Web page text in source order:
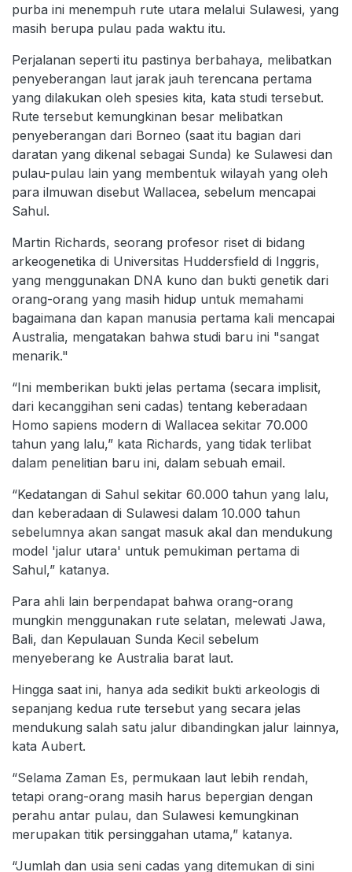
purba ini menempuh rute utara melalui Sulawesi, yang
masih berupa pulau pada waktu itu.
Perjalanan seperti itu pastinya berbahaya, melibatkan
penyeberangan laut jarak jauh terencana pertama
yang dilakukan oleh spesies kita, kata studi tersebut.
Rute tersebut kemungkinan besar melibatkan
penyeberangan dari Borneo (saat itu bagian dari
daratan yang dikenal sebagai Sunda) ke Sulawesi dan
pulau-pulau lain yang membentuk wilayah yang oleh
para ilmuwan disebut Wallacea, sebelum mencapai
Sahul.
Martin Richards, seorang profesor riset di bidang
arkeogenetika di Universitas Huddersfield di Inggris,
yang menggunakan DNA kuno dan bukti genetik dari
orang-orang yang masih hidup untuk memahami
bagaimana dan kapan manusia pertama kali mencapai
Australia, mengatakan bahwa studi baru ini "sangat
menarik."
“Ini memberikan bukti jelas pertama (secara implisit,
dari kecanggihan seni cadas) tentang keberadaan
Homo sapiens modern di Wallacea sekitar 70.000
tahun yang lalu,” kata Richards, yang tidak terlibat
dalam penelitian baru ini, dalam sebuah email.
“Kedatangan di Sahul sekitar 60.000 tahun yang lalu,
dan keberadaan di Sulawesi dalam 10.000 tahun
sebelumnya akan sangat masuk akal dan mendukung
model 'jalur utara' untuk pemukiman pertama di
Sahul,” katanya.
Para ahli lain berpendapat bahwa orang-orang
mungkin menggunakan rute selatan, melewati Jawa,
Bali, dan Kepulauan Sunda Kecil sebelum
menyeberang ke Australia barat laut.
Hingga saat ini, hanya ada sedikit bukti arkeologis di
sepanjang kedua rute tersebut yang secara jelas
mendukung salah satu jalur dibandingkan jalur lainnya,
kata Aubert.
“Selama Zaman Es, permukaan laut lebih rendah,
tetapi orang-orang masih harus bepergian dengan
perahu antar pulau, dan Sulawesi kemungkinan
merupakan titik persinggahan utama,” katanya.
“Jumlah dan usia seni cadas yang ditemukan di sini